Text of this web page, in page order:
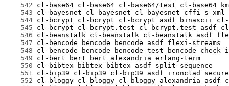
    542
    543
    544
    545
    546
    547
    548
    549
    550
    551
    552